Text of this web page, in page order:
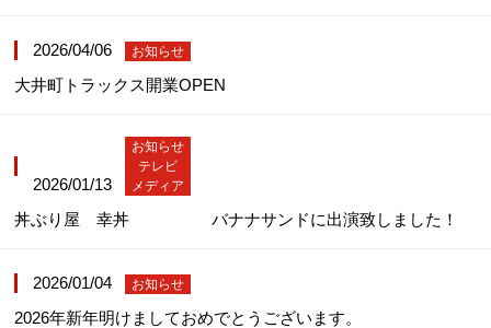
2026/04/06 お知らせ
大井町トラックス開業OPEN
2026/01/13
お知らせ
テレビ
メディア
丼ぶり屋 幸丼 バナナサンドに出演致しました！
2026/01/04 お知らせ
2026年新年明けましておめでとうございます。